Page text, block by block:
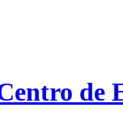
de